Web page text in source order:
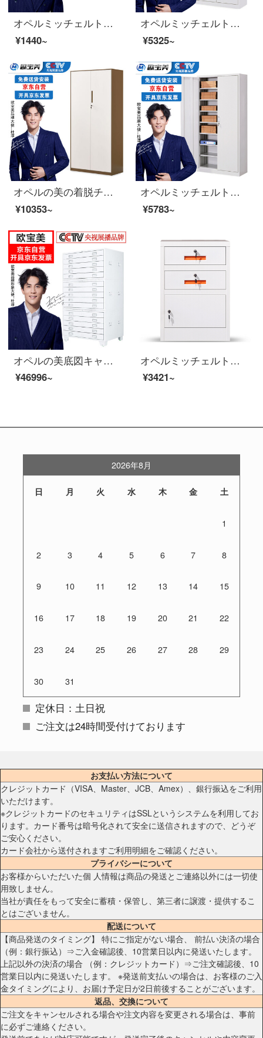
オペルミッチェルトオフィスコンボキャビネットキャビネットのキャビネットは5つのシングルキャビネットに分かれています。
¥1440~
オペルミッチェルトオフィスキャビネット鋼製のブリーフィングキャビネットの資料棚のアーカイブキャビネットを通して、ダブルチェーストに厚いモデルを追加しました。
¥5325~
オペルの美の着脱チェイストの資料の箱の事務棚の書類棚の鉄の皮の戸棚の証明の箱の茶色
¥10353~
オペルミッチェルトオフィスキャビネット鋼製の鉄の皮のキャビネットの資料棚のアーカイブキャビネットの財務の証明書キャビネットのチェーストの厚いお金
¥5783~
オペルの美底図キャビネットの地図キャビネットの書類のキャビネットの工事の図面のキャビネットの菲林のキャビネットの0番の底図のキャビネットの図面の専用のキャビネットの3節
¥46996~
オペルミッチェルト资料棚机の下にあるイベントキャビネットのミニキャビネット。
¥3421~
2026年8月
日 月 火 水 木 金 土
1
2 3 4 5 6 7 8
9 10 11 12 13 14 15
16 17 18 19 20 21 22
23 24 25 26 27 28 29
30 31
定休日：土日祝
ご注文は24時間受付けております
お支払い方法について
クレジットカード（VISA、Master、JCB、Amex）、銀行振込をご利用
いただけます。
※クレジットカードのセキュリティはSSLというシステムを利用してお
ります。カード番号は暗号化されて安全に送信されますので、どうぞ
ご安心ください。
カード会社から送付されますご利用明細をご確認ください。
プライバシーについて
お客様からいただいた個 人情報は商品の発送とご連絡以外には一切使
用致しません。
当社が責任をもって安全に蓄積・保管し、第三者に譲渡・提供するこ
とはございません。
配送について
【商品発送のタイミング】 特にご指定がない場合、 前払い決済の場合
（例：銀行振込）⇒ご入金確認後、10営業日以内に発送いたします。
上記以外の決済の場合 （例：クレジットカード）⇒ご注文確認後、10
営業日以内に発送いたします。 ※発送前支払いの場合は、お客様のご入
金タイミングにより、お届け予定日が2日前後することがございます。
返品、交換について
ご注文をキャンセルされる場合や注文内容を変更される場合は、事前
に必ずご連絡ください。